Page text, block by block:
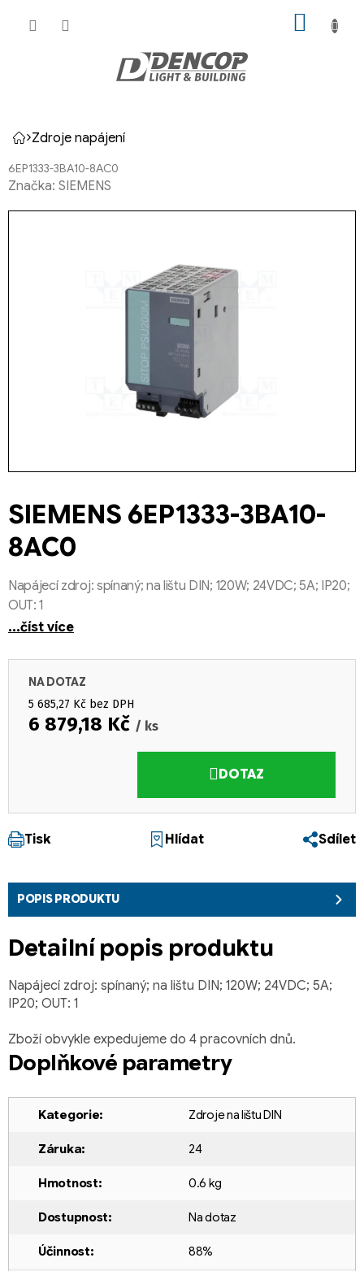
Domů
Zdroje napájení
6EP1333-3BA10-8AC0
Značka: SIEMENS
SIEMENS 6EP1333-3BA10-
8AC0
NA DOTAZ
6 879,18 Kč / ks
5 685,27 Kč bez DPH
DOTAZ
Napájecí zdroj: spínaný; na lištu DIN; 120W; 24VDC; 5A; IP20;
OUT: 1
...číst více
Tisk Hlídat Sdílet
POPIS PRODUKTU
Detailní popis produktu
Napájecí zdroj: spínaný; na lištu DIN; 120W; 24VDC; 5A;
IP20; OUT: 1
Zboží obvykle expedujeme do 4 pracovních dnů.
Doplňkové parametry
Kategorie: Zdroje na lištu DIN
Záruka: 24
Hmotnost: 0.6 kg
Dostupnost: Na dotaz
Účinnost: 88%